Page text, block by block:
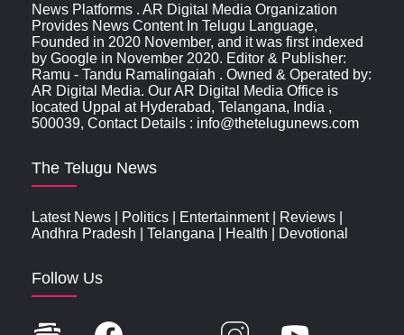
News Platforms . AR Digital Media Organization
Provides News Content In Telugu Language,
Founded in 2020 November, and it was first indexed
by Google in November 2020. Editor & Publisher:
Ramu - Tandu Ramalingaiah . Owned & Operated by:
AR Digital Media. Our AR Digital Media Office is
located Uppal at Hyderabad, Telangana, India ,
500039, Contact Details : info@thetelugunews.com
The Telugu News
Latest News Politics Entertainment| Reviews
Andhra Pradesh
Telangana Health Devotional
Follow Us